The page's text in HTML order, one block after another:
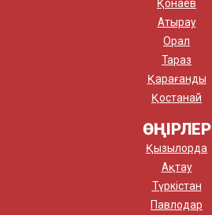
Қонаев
Атырау
Орал
Тараз
Қарағанды
Қостанай
ӨҢІРЛЕР
Қызылорда
Ақтау
Түркістан
Павлодар